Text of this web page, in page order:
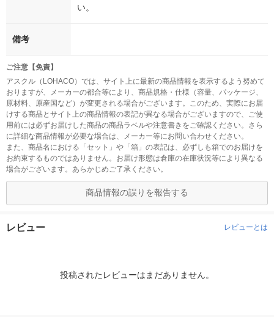
い。
備考
ご注意【免責】
アスクル（LOHACO）では、サイト上に最新の商品情報を表示するよう努めて
おりますが、メーカーの都合等により、商品規格・仕様（容量、パッケージ、
原材料、原産国など）が変更される場合がございます。このため、実際にお届
けする商品とサイト上の商品情報の表記が異なる場合がございますので、ご使
用前には必ずお届けした商品の商品ラベルや注意書きをご確認ください。さら
に詳細な商品情報が必要な場合は、メーカー等にお問い合わせください。
また、商品名における「セット」や「箱」の表記は、必ずしも箱でのお届けを
お約束するものではありません。お届け形態は倉庫の在庫状況等により異なる
場合がございます。あらかじめご了承ください。
商品情報の誤りを報告する
レビュー レビューとは
投稿されたレビューはまだありません。